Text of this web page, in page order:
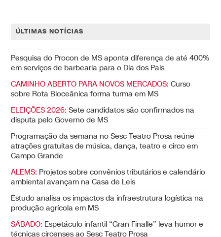
ÚLTIMAS NOTÍCIAS
Pesquisa do Procon de MS aponta diferença de até 400%
em serviços de barbearia para o Dia dos Pais
CAMINHO ABERTO PARA NOVOS MERCADOS: Curso
sobre Rota Bioceânica forma turma em MS
ELEIÇÕES 2026: Sete candidatos são confirmados na
disputa pelo Governo de MS
Programação da semana no Sesc Teatro Prosa reúne
atrações gratuitas de música, dança, teatro e circo em
Campo Grande
ALEMS: Projetos sobre convênios tributários e calendário
ambiental avançam na Casa de Leis
Estudo analisa os impactos da infraestrutura logística na
produção agrícola em MS
SÁBADO: Espetáculo infantil “Gran Finalle” leva humor e
técnicas circenses ao Sesc Teatro Prosa